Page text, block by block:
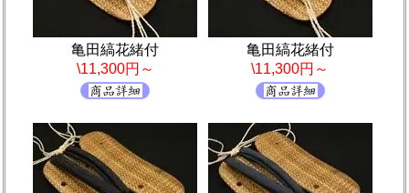
亀田縞花緒付
\11,300円～
亀田縞花緒付
\11,300円～